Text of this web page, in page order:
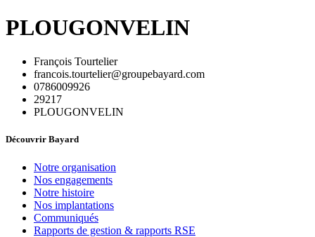
PLOUGONVELIN
François Tourtelier
francois.tourtelier@groupebayard.com
0786009926
29217
PLOUGONVELIN
Découvrir Bayard
Notre organisation
Nos engagements
Notre histoire
Nos implantations
Communiqués
Rapports de gestion & rapports RSE